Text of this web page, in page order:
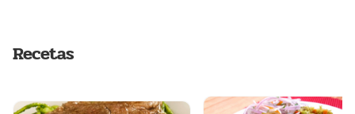
Recetas